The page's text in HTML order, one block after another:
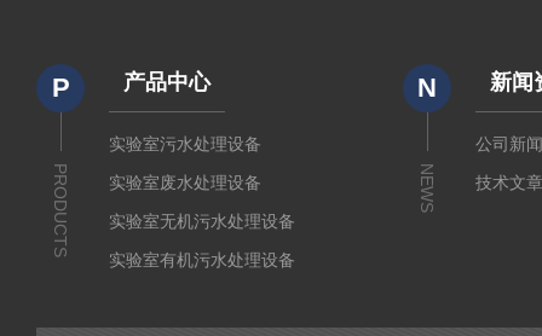
P
PRODUCTS
产品中心
实验室污水处理设备
实验室废水处理设备
实验室无机污水处理设备
实验室有机污水处理设备
N
NEWS
新闻
公司新
技术文